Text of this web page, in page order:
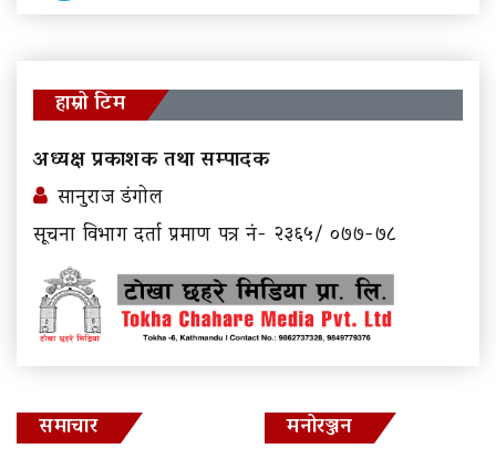
हाम्रो टिम
अध्यक्ष प्रकाशक तथा सम्पादक
सानुराज डंगोल
सूचना विभाग दर्ता प्रमाण पत्र नं- २३६५/ ०७७-७८
समाचार
मनोरञ्जन